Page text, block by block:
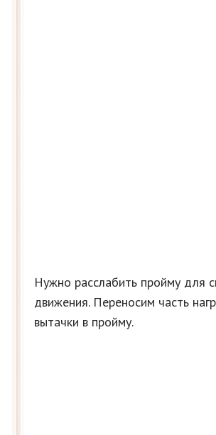
Нужно расслабить пройму для
движения. Переносим часть
вытачки в пройму.